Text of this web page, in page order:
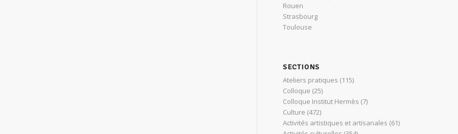
Rouen
Strasbourg
Toulouse
SECTIONS
Ateliers pratiques (115)
Colloque (25)
Colloque Institut Hermès (7)
Culture (472)
Activités artistiques et artisanales (61)